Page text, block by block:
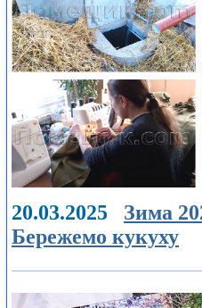
20.03.2025 Зима
Бережемо кукуху